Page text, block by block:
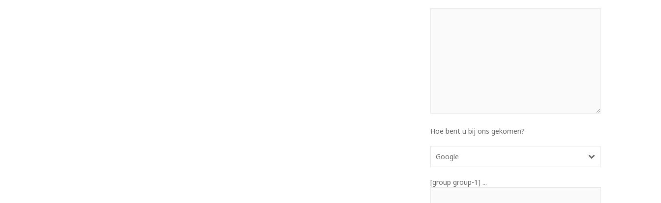
Hoe bent u bij ons gekomen?
Google
[group group-1] ...